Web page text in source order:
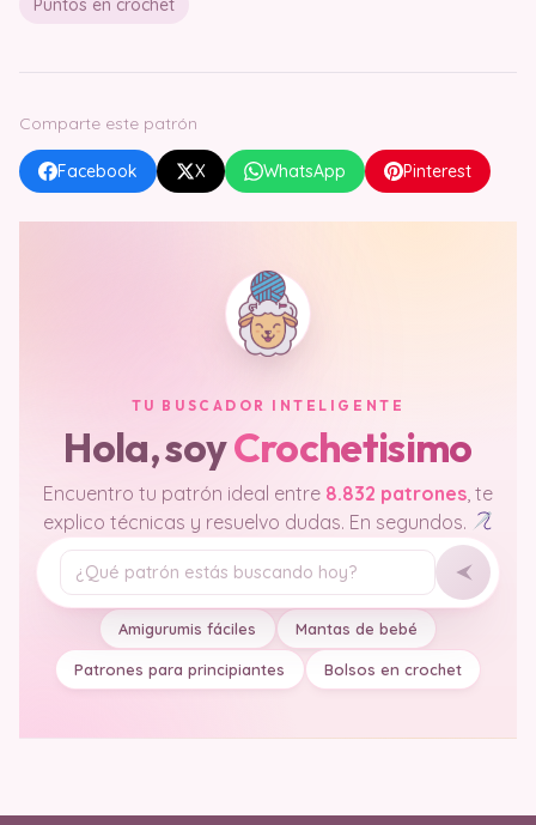
Puntos en crochet
Comparte este patrón
Facebook X WhatsApp Pinterest
TU BUSCADOR INTELIGENTE
Hola, soyCrochetisimo
Encuentro tu patrón ideal entre 8.832 patrones , te
explico técnicas y resuelvo dudas. En segundos.
Tu pregunta
Amigurumis fáciles Mantas de bebé
Patrones para principiantes Bolsos en crochet